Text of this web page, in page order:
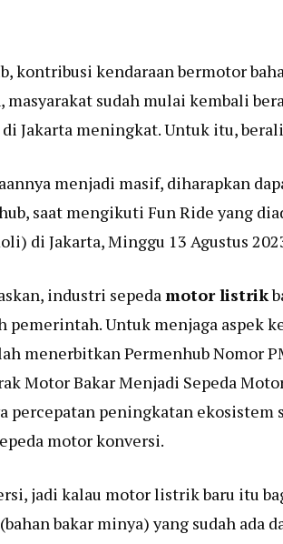
kontribusi kendaraan bermotor
masyarakat sudah mulai kembali
Jakarta meningkat. Untuk itu,
menjadi masif, diharapkan
saat mengikuti Fun Ride yang
di Jakarta, Minggu 13 Agustus
industri sepeda motor listrik
pemerintah. Untuk menjaga aspek
menerbitkan Permenhub Nomor
Motor Bakar Menjadi Sepeda
percepatan peningkatan
motor konversi.
jadi kalau motor listrik baru itu
bakar minya) yang sudah ada